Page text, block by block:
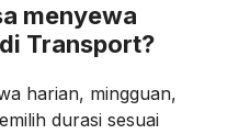
menyewa
Transport?
harian, mingguan,
durasi sesuai